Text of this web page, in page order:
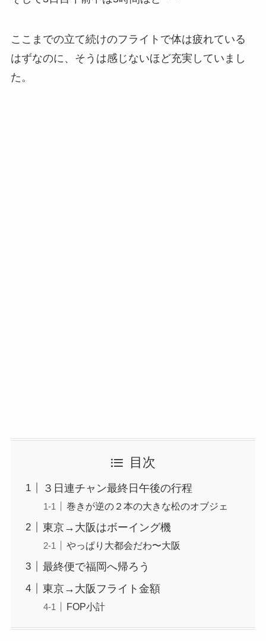
ここまでの立て続けのフライトで体は疲れている
はずなのに、そうは感じないほど充実していまし
た。
目次
３日連チャン最終日午後の行程
巻きが逆の２本の大きな松のオブジェ
東京→大阪はボーイング機
やっぱり大都会だわ〜大阪
最終便で福岡へ帰ろう
東京→大阪フライト金額
FOP小計